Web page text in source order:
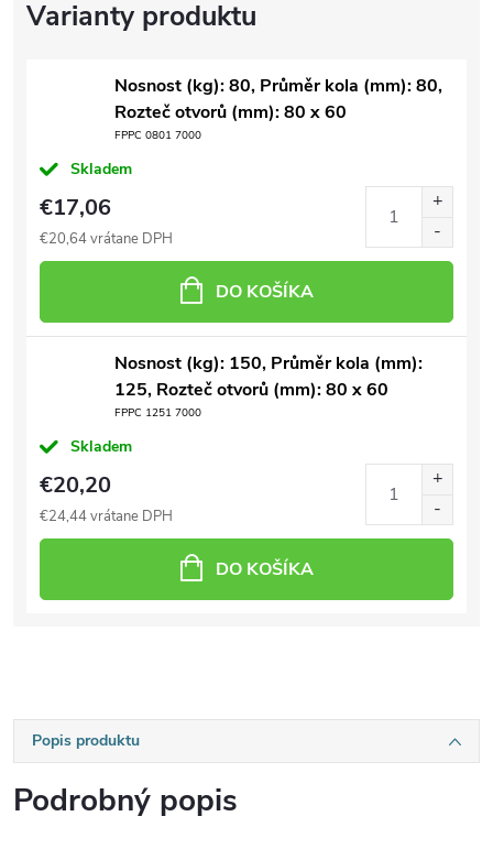
Nosnost (kg): 80, Průměr kola (mm): 80,
Rozteč otvorů (mm): 80 x 60
FPPC 0801 7000
Skladem
€17,06
€20,64 vrátane DPH
DO KOŠÍKA
Nosnost (kg): 150, Průměr kola (mm):
125, Rozteč otvorů (mm): 80 x 60
FPPC 1251 7000
Skladem
€20,20
€24,44 vrátane DPH
DO KOŠÍKA
Popis produktu
Podrobný popis